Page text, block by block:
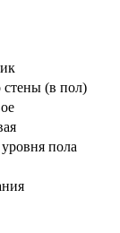
стены (в пол)
пола